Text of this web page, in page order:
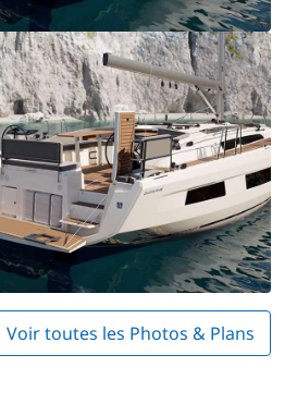
Voir toutes les Photos & Plans